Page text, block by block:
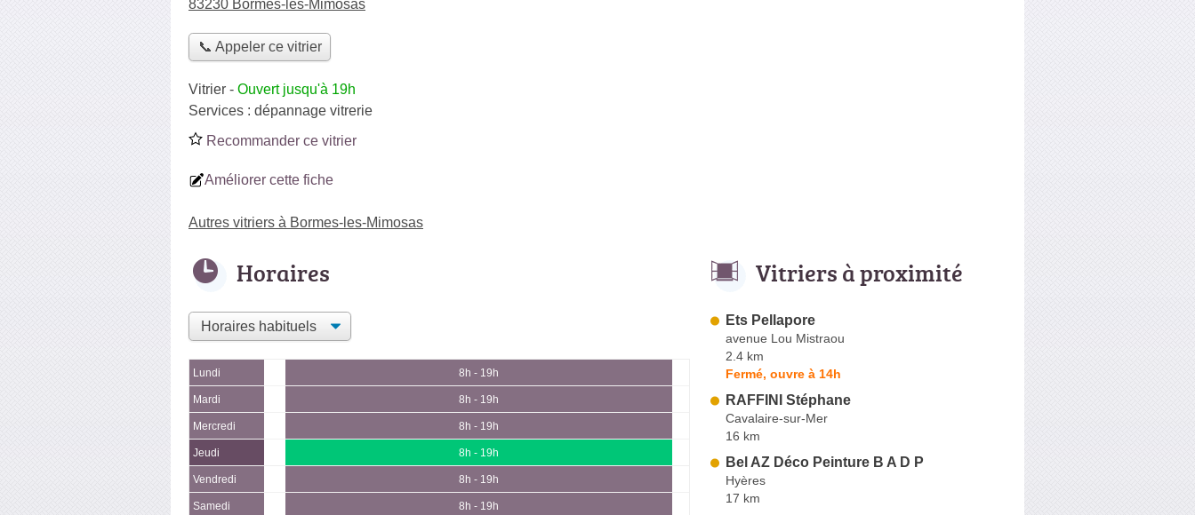
83230 Bormes-les-Mimosas
📞 Appeler ce vitrier
Vitrier - Ouvert jusqu'à 19h
Services : dépannage vitrerie
Recommander ce vitrier
Améliorer cette fiche
Autres vitriers à Bormes-les-Mimosas
Horaires
Lundi 8h - 19h
Mardi 8h - 19h
Mercredi 8h - 19h
Jeudi 8h - 19h
Vendredi 8h - 19h
Samedi 8h - 19h
Vitriers à proximité
Ets Pellapore
avenue Lou Mistraou
2.4 km
Fermé, ouvre à 14h
RAFFINI Stéphane
Cavalaire-sur-Mer
16 km
Bel AZ Déco Peinture B A D P
Hyères
17 km